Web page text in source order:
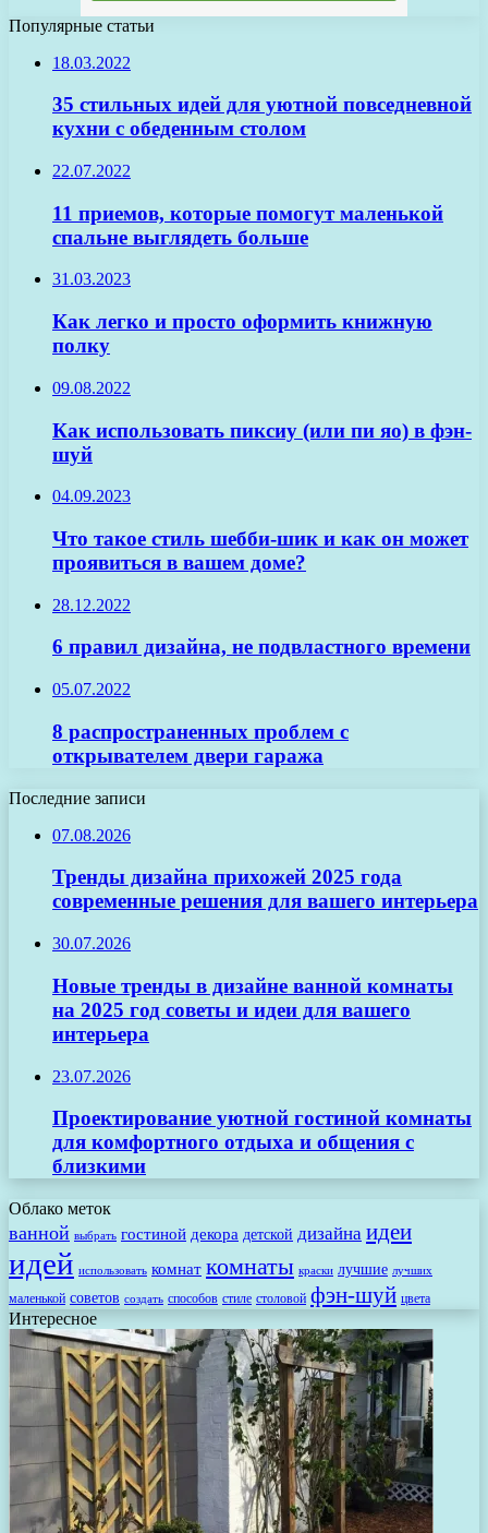
Популярные статьи
18.03.2022
35 стильных идей для уютной повседневной
кухни с обеденным столом
22.07.2022
11 приемов, которые помогут маленькой
спальне выглядеть больше
31.03.2023
Как легко и просто оформить книжную
полку
09.08.2022
Как использовать пиксиу (или пи яо) в фэн-
шуй
04.09.2023
Что такое стиль шебби-шик и как он может
проявиться в вашем доме?
28.12.2022
6 правил дизайна, не подвластного времени
05.07.2022
8 распространенных проблем с
открывателем двери гаража
Последние записи
07.08.2026
Тренды дизайна прихожей 2025 года
современные решения для вашего интерьера
30.07.2026
Новые тренды в дизайне ванной комнаты
на 2025 год советы и идеи для вашего
интерьера
23.07.2026
Проектирование уютной гостиной комнаты
для комфортного отдыха и общения с
близкими
Облако меток
ванной выбрать гостиной декора детской дизайна идеи
идей использовать комнат комнаты краски лучшие лучших
маленькой советов создать способов стиле столовой фэн-шуй цвета
Интересное